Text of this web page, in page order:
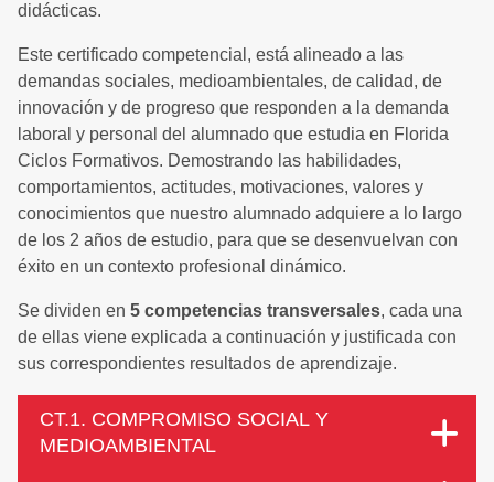
didácticas.
Este certificado competencial, está alineado a las
demandas sociales, medioambientales, de calidad, de
innovación y de progreso que responden a la demanda
laboral y personal del alumnado que estudia en Florida
Ciclos Formativos. Demostrando las habilidades,
comportamientos, actitudes, motivaciones, valores y
conocimientos que nuestro alumnado adquiere a lo largo
de los 2 años de estudio, para que se desenvuelvan con
éxito en un contexto profesional dinámico.
Se dividen en 5 competencias transversales, cada una
de ellas viene explicada a continuación y justificada con
sus correspondientes resultados de aprendizaje.
CT.1. COMPROMISO SOCIAL Y
MEDIOAMBIENTAL